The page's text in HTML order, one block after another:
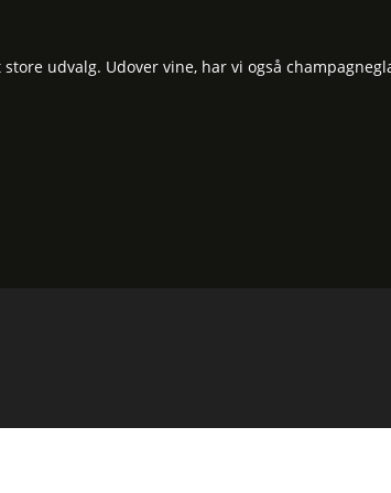
udvalg. Udover vine, har vi også